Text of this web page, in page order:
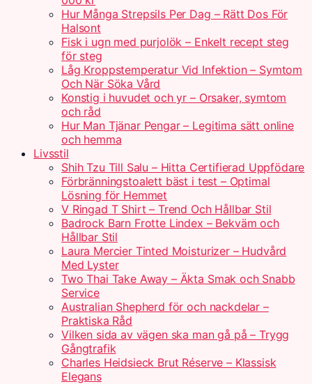
Hur Många Strepsils Per Dag – Rätt Dos För
Halsont
Fisk i ugn med purjolök – Enkelt recept steg
för steg
Låg Kroppstemperatur Vid Infektion – Symtom
Och När Söka Vård
Konstig i huvudet och yr – Orsaker, symtom
och råd
Hur Man Tjänar Pengar – Legitima sätt online
och hemma
Livsstil
Shih Tzu Till Salu – Hitta Certifierad Uppfödare
Förbränningstoalett bäst i test – Optimal
Lösning för Hemmet
V Ringad T Shirt – Trend Och Hållbar Stil
Badrock Barn Frotte Lindex – Bekväm och
Hållbar Stil
Laura Mercier Tinted Moisturizer – Hudvård
Med Lyster
Two Thai Take Away – Äkta Smak och Snabb
Service
Australian Shepherd för och nackdelar –
Praktiska Råd
Vilken sida av vägen ska man gå på – Trygg
Gångtrafik
Charles Heidsieck Brut Réserve – Klassisk
Elegans